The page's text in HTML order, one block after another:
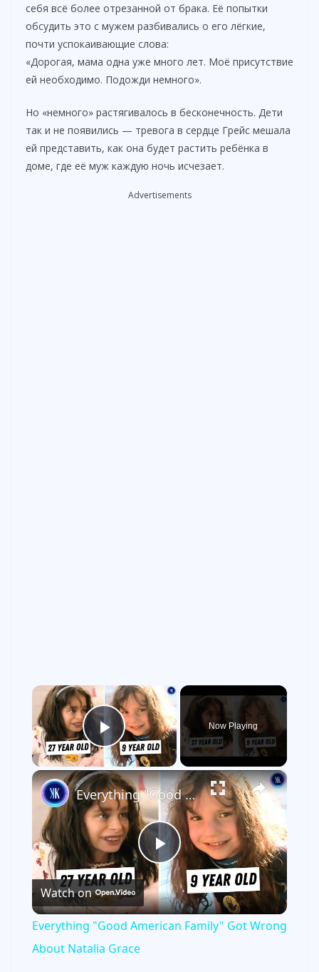
себя всё более отрезанной от брака. Её попытки
обсудить это с мужем разбивались о его лёгкие,
почти успокаивающие слова:
«Дорогая, мама одна уже много лет. Моё присутствие
ей необходимо. Подожди немного».
Но «немного» растягивалось в бесконечность. Дети
так и не появились — тревога в сердце Грейс мешала
ей представить, как она будет растить ребёнка в
доме, где её муж каждую ночь исчезает.
Advertisements
×
Play Video
Now Playing
×
P
l
Everything "Good American Family" Got Wrong About Natalia Grace
Watch on
Everything "Good American Family" Got Wrong
About Natalia Grace